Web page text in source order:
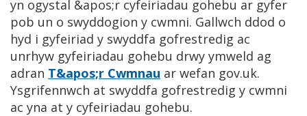
yn ogystal &apos;r cyfeiriadau gohebu ar gyfer
pob un o swyddogion y cwmni. Gallwch ddod o
hyd i gyfeiriad y swyddfa gofrestredig ac
unrhyw gyfeiriadau gohebu drwy ymweld ag
adran T&apos;r Cwmnau ar wefan gov.uk.
Ysgrifennwch at swyddfa gofrestredig y cwmni
ac yna at y cyfeiriadau gohebu.